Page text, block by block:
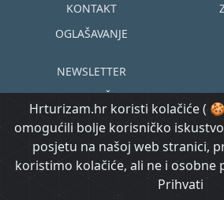
Hrturizam.hr koristi kolačiće (
omogućili bolje korisničko
posjetu na našoj web stranici,
koristimo kolačiće, ali ne i osobne
Prihvati
KONTAKT
OGLAŠAVANJE
NEWSLETTER
UVJETI KORIŠTENJA
© Copyright
2015.-2026.
@ Created by
Morgan Code